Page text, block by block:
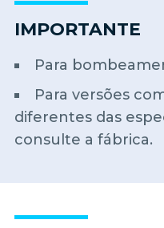
IMPORTANTE
Para
Para versões
diferentes das
consulte a fábrica.